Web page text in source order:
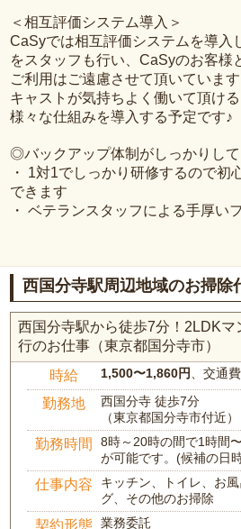
＜相互評価システム導入＞
CaSyでは相互評価システムを導入
をスタッフも行い、CaSyのお客様
ご利用はご遠慮させて頂いています
キャストが気持ちよく働いて頂け
様々な仕組みを導入する予定です♪
◎バックアップ体制がしっかりし
・ 1対1でしっかり研修するので初
できます
・ ベテランスタッフによる手厚い
西国分寺駅周辺地域のお掃除
西国分寺駅から徒歩7分！2LDK
行のお仕事（東京都国分寺市）
時給 1,500〜1,860円、交通
勤務地
西国分寺 徒歩7分
（東京都国分寺市付近）
勤務時間
8時～20時の間で1時間
が可能です。(候補の日
仕事内容
キッチン、トイレ、お
グ、その他のお掃除
契約形態 業務委託